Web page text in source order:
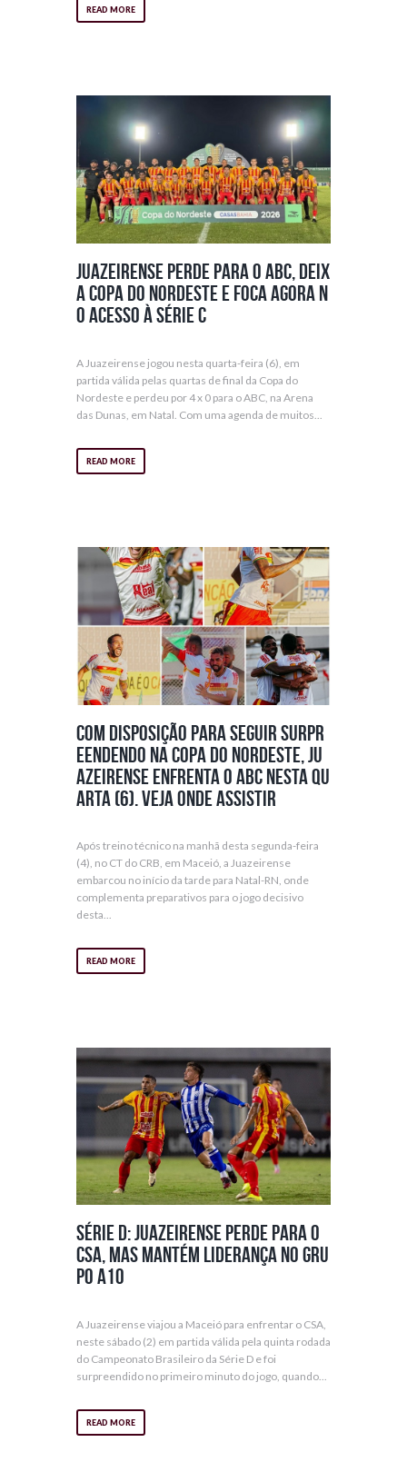
READ MORE
Juazeirense perde para o ABC, deix
a Copa do Nordeste e foca agora n
o acesso à série C
A Juazeirense jogou nesta quarta-feira (6), em
partida válida pelas quartas de final da Copa do
Nordeste e perdeu por 4 x 0 para o ABC, na Arena
das Dunas, em Natal. Com uma agenda de muitos...
READ MORE
Com disposição para seguir surpr
eendendo na Copa do Nordeste, Ju
azeirense enfrenta o ABC nesta qu
arta (6). Veja onde assistir
Após treino técnico na manhã desta segunda-feira
(4), no CT do CRB, em Maceió, a Juazeirense
embarcou no início da tarde para Natal-RN, onde
complementa preparativos para o jogo decisivo
desta...
READ MORE
Série D: Juazeirense perde para o
CSA, mas mantém liderança no Gru
po A10
A Juazeirense viajou a Maceió para enfrentar o CSA,
neste sábado (2) em partida válida pela quinta rodada
do Campeonato Brasileiro da Série D e foi
surpreendido no primeiro minuto do jogo, quando...
READ MORE